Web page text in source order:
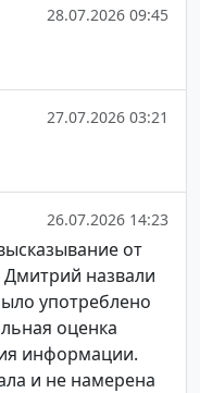
28.07.2026 09:45
27.07.2026 03:21
26.07.2026 14:23
от
Дмитрий назвали
употреблено
оценка
информации.
и не намерена